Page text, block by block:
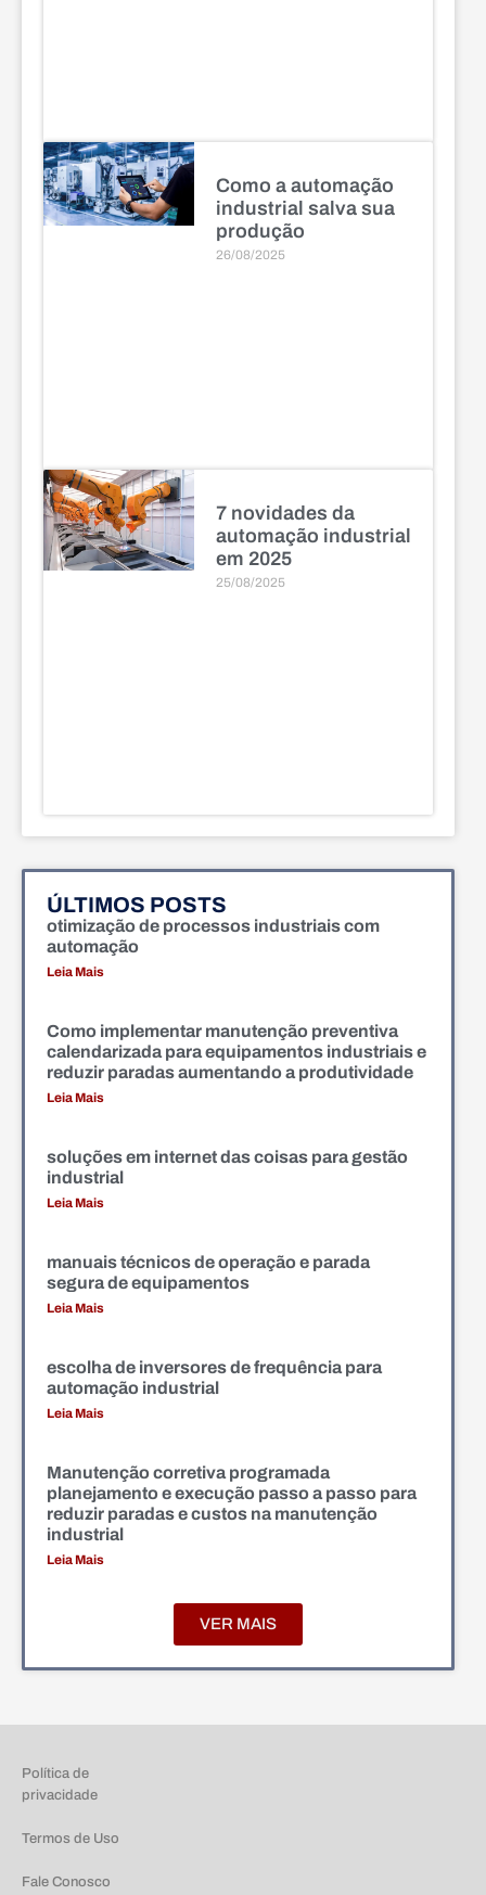
Como a automação
industrial salva sua
produção
26/08/2025
7 novidades da
automação industrial
em 2025
25/08/2025
ÚLTIMOS POSTS
otimização de processos industriais com
automação
Leia Mais
Como implementar manutenção preventiva
calendarizada para equipamentos industriais e
reduzir paradas aumentando a produtividade
Leia Mais
soluções em internet das coisas para gestão
industrial
Leia Mais
manuais técnicos de operação e parada
segura de equipamentos
Leia Mais
escolha de inversores de frequência para
automação industrial
Leia Mais
Manutenção corretiva programada
planejamento e execução passo a passo para
reduzir paradas e custos na manutenção
industrial
Leia Mais
VER MAIS
Política de
privacidade
Termos de Uso
Fale Conosco